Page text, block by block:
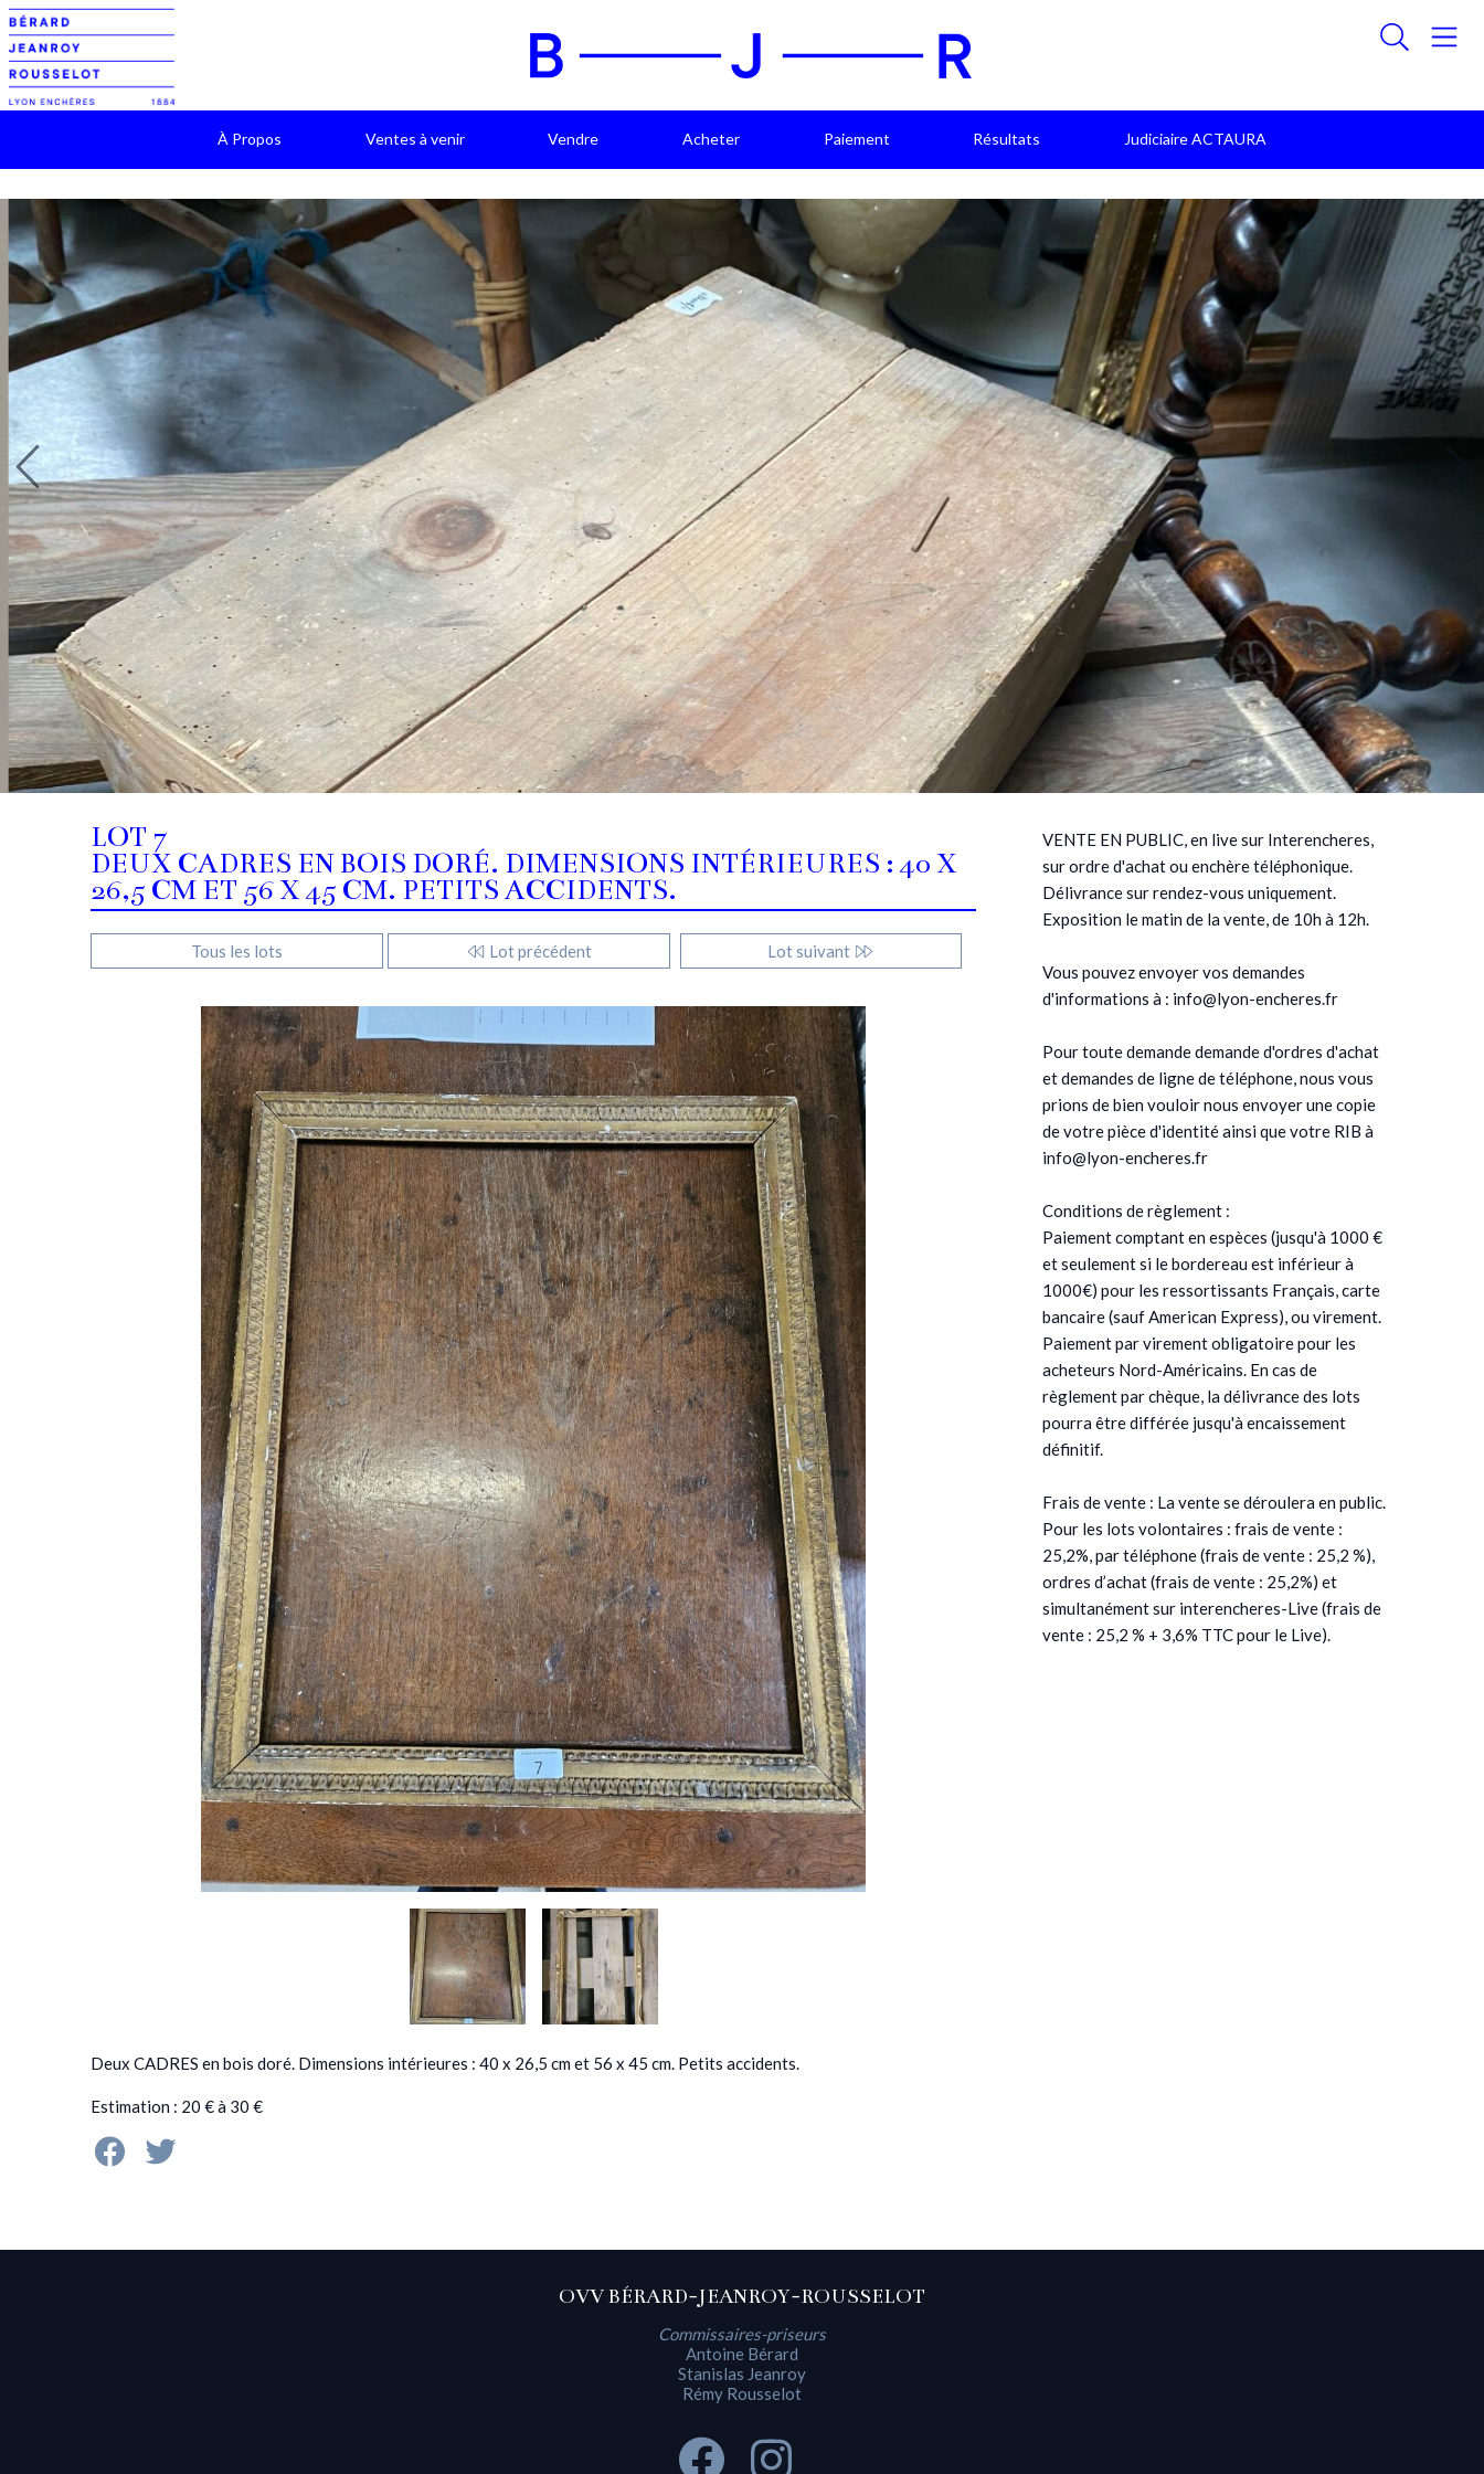
À Propos Ventes à venir Vendre Acheter Paiement Résultats Judiciaire ACTAURA
LOT 7
DEUX CADRES EN BOIS DORÉ. DIMENSIONS INTÉRIEURES : 40 X
26,5 CM ET 56 X 45 CM. PETITS ACCIDENTS.
Tous les lots Lot précédent Lot suivant
Deux CADRES en bois doré. Dimensions intérieures : 40 x 26,5 cm et 56 x 45 cm. Petits accidents.
Estimation : 20 € à 30 €
VENTE EN PUBLIC, en live sur Interencheres,
sur ordre d'achat ou enchère téléphonique.
Délivrance sur rendez-vous uniquement.
Exposition le matin de la vente, de 10h à 12h.
Vous pouvez envoyer vos demandes
d'informations à : info@lyon-encheres.fr
Pour toute demande demande d'ordres d'achat
et demandes de ligne de téléphone, nous vous
prions de bien vouloir nous envoyer une copie
de votre pièce d'identité ainsi que votre RIB à
info@lyon-encheres.fr
Conditions de règlement :
Paiement comptant en espèces (jusqu'à 1000 €
et seulement si le bordereau est inférieur à
1000€) pour les ressortissants Français, carte
bancaire (sauf American Express), ou virement.
Paiement par virement obligatoire pour les
acheteurs Nord-Américains. En cas de
règlement par chèque, la délivrance des lots
pourra être différée jusqu'à encaissement
définitif.
Frais de vente : La vente se déroulera en public.
Pour les lots volontaires : frais de vente :
25,2%, par téléphone (frais de vente : 25,2 %),
ordres d’achat (frais de vente : 25,2%) et
simultanément sur interencheres-Live (frais de
vente : 25,2 % + 3,6% TTC pour le Live).
OVV BÉRARD-JEANROY-ROUSSELOT
Commissaires-priseurs
Antoine Bérard
Stanislas Jeanroy
Rémy Rousselot